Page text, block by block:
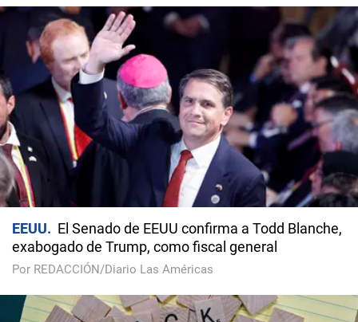
EEUU
El Senado de EEUU confirma a Todd Blanche,
exabogado de Trump, como fiscal general
Por REDACCIÓN/Diario Las Américas